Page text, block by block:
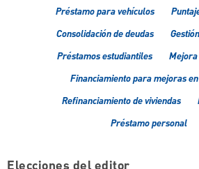
Préstamo para vehículos
Consolidación de deudas
Préstamos estudiantiles
Mejora
Financiamiento para mejoras
Refinanciamiento de viviendas
Préstamo personal